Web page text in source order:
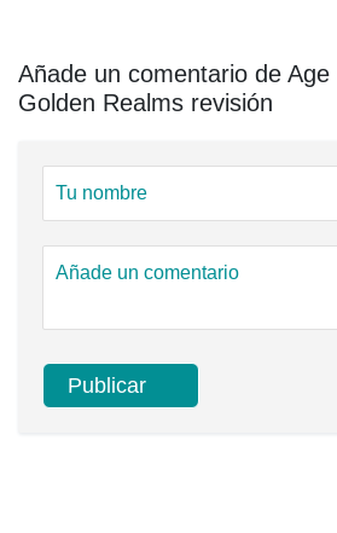
Añade un comentario de
Golden Realms revisión